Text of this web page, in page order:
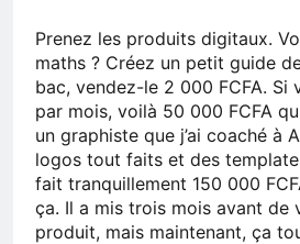
Prenez les produits digitaux.
maths ? Créez un petit guide
bac, vendez-le 2 000 FCFA. Si
par mois, voilà 50 000 FCFA
un graphiste que j’ai coaché à
logos tout faits et des
fait tranquillement 150 000
ça. Il a mis trois mois avant de
produit, mais maintenant, ça